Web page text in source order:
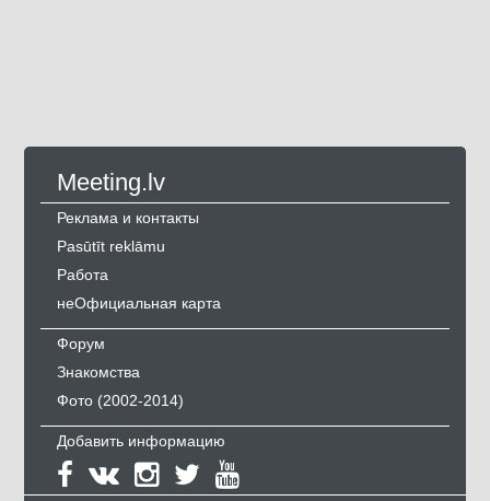
Meeting.lv
Реклама и контакты
Pasūtīt reklāmu
Работа
неОфициальная карта
Форум
Знакомства
Фото (2002-2014)
Добавить информацию